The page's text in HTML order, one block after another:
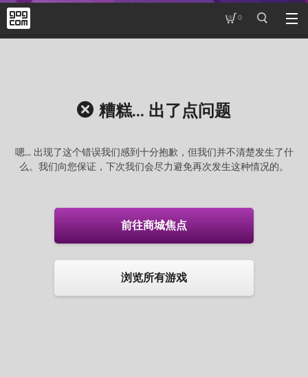
0
糟糕... 出了点问题
嗯... 出现了这个错误我们感到十分抱歉，但我们并不清楚发生了什
么。我们向您保证，下次我们会尽力避免再次发生这种情况的。
前往商城焦点
浏览所有游戏